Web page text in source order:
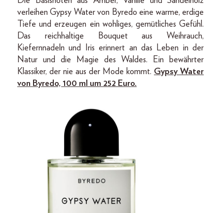
verleihen Gypsy Water von Byredo eine warme, erdige
Tiefe und erzeugen ein wohliges, gemütliches Gefühl.
Das reichhaltige Bouquet aus Weihrauch,
Kiefernnadeln und Iris erinnert an das Leben in der
Natur und die Magie des Waldes. Ein bewährter
Klassiker, der nie aus der Mode kommt. Gypsy Water
von Byredo, 100 ml um 252 Euro.